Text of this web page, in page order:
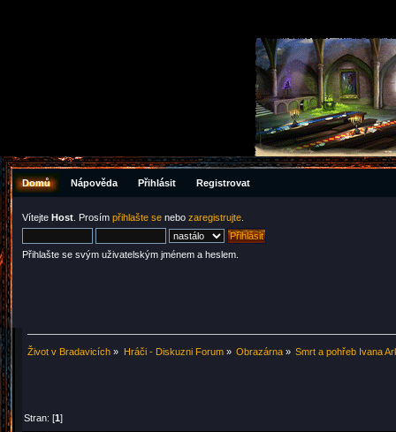
Domů Nápověda Přihlásit Registrovat
Vítejte Host . Prosím přihlašte se nebo zaregistrujte
Přihlašte se svým uživatelským jménem a heslem.
Život v Bradavicích » Hráči - Diskuzni Forum» Obrazárna» Smrt a pohřeb Ivana
Stran: [1]